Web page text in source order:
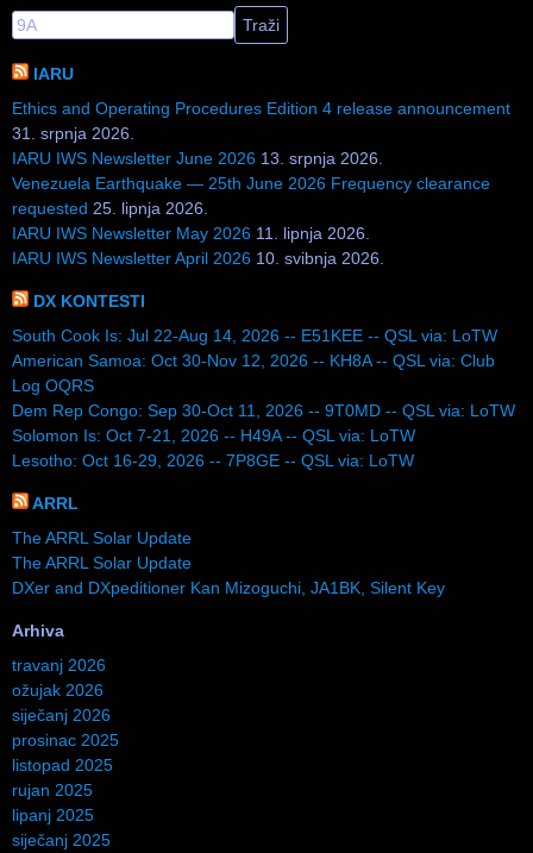
IARU
Ethics and Operating Procedures Edition 4 release announcement
31. srpnja 2026.
IARU IWS Newsletter June 2026 13. srpnja 2026.
Venezuela Earthquake — 25th June 2026 Frequency clearance
requested 25. lipnja 2026.
IARU IWS Newsletter May 2026 11. lipnja 2026.
IARU IWS Newsletter April 2026 10. svibnja 2026.
DX KONTESTI
South Cook Is: Jul 22-Aug 14, 2026 -- E51KEE -- QSL via: LoTW
American Samoa: Oct 30-Nov 12, 2026 -- KH8A -- QSL via: Club
Log OQRS
Dem Rep Congo: Sep 30-Oct 11, 2026 -- 9T0MD -- QSL via: LoTW
Solomon Is: Oct 7-21, 2026 -- H49A -- QSL via: LoTW
Lesotho: Oct 16-29, 2026 -- 7P8GE -- QSL via: LoTW
ARRL
The ARRL Solar Update
The ARRL Solar Update
DXer and DXpeditioner Kan Mizoguchi, JA1BK, Silent Key
Arhiva
travanj 2026
ožujak 2026
siječanj 2026
prosinac 2025
listopad 2025
rujan 2025
lipanj 2025
siječanj 2025